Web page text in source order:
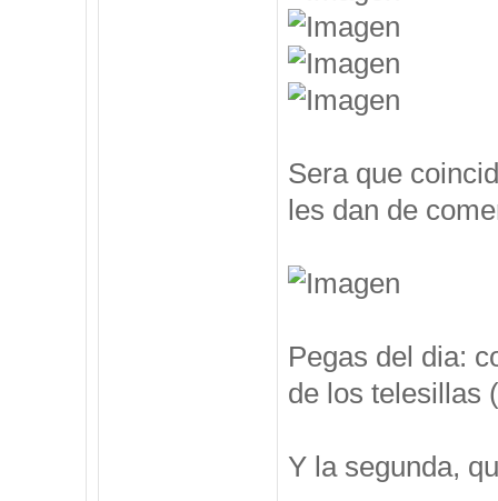
Sera que
les dan de
Pegas del dia:
de los telesillas
Y la segunda,